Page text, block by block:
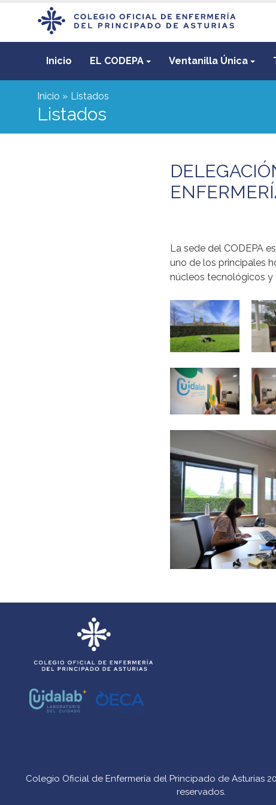
Inicio EL CODEPA Ventanilla Única
Inicio Listados
Listados
La sede del CODEPA
uno de los principales
núcleos tecnológicos y
Colegio Oficial de Enfermería del Principado de Asturias
reservados.